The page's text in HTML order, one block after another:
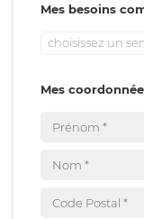
Mes besoins
choisissez un
Mes